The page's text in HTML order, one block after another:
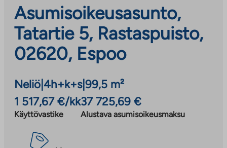
Asumisoikeusasunto,
Tatartie 5, Rastaspuisto,
02620, Espoo
Neliö 4h+k+s|99,5 m²
1 517,67 €/kk
Käyttövastike
37 725,69 €
Alustava asumisoikeusmaksu